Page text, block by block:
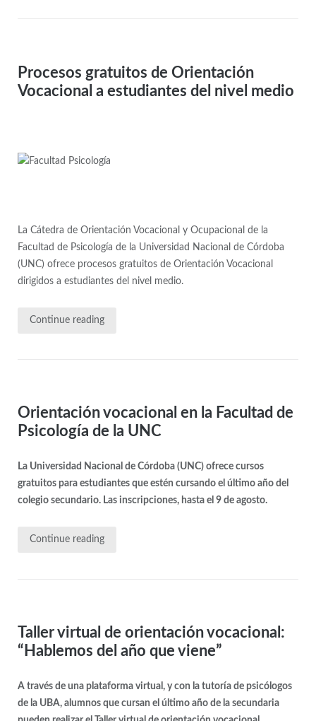
Procesos gratuitos de Orientación
Vocacional a estudiantes del nivel medio
La Cátedra de Orientación Vocacional y Ocupacional de la
Facultad de Psicología de la Universidad Nacional de Córdoba
(UNC) ofrece procesos gratuitos de Orientación Vocacional
dirigidos a estudiantes del nivel medio.
Continue reading
Orientación vocacional en la Facultad de
Psicología de la UNC
La Universidad Nacional de Córdoba (UNC) ofrece cursos
gratuitos para estudiantes que estén cursando el último año del
colegio secundario. Las inscripciones, hasta el 9 de agosto.
Continue reading
Taller virtual de orientación vocacional:
“Hablemos del año que viene”
A través de una plataforma virtual, y con la tutoría de psicólogos
de la UBA, alumnos que cursan el último año de la secundaria